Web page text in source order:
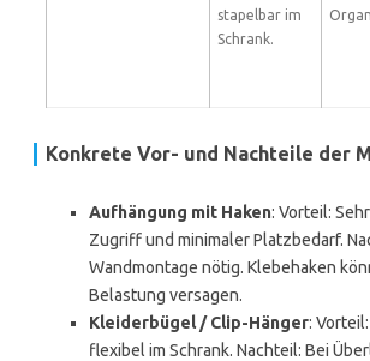
stapelbar im
Schrank.
Konkrete Vor- und Nachteile der
Aufhängung mit Haken: Vorteil:
Zugriff und minimaler Platzbedarf.
Wandmontage nötig. Klebehaken
Belastung versagen.
Kleiderbügel / Clip-Hänger:
flexibel im Schrank. Nachteil: Bei